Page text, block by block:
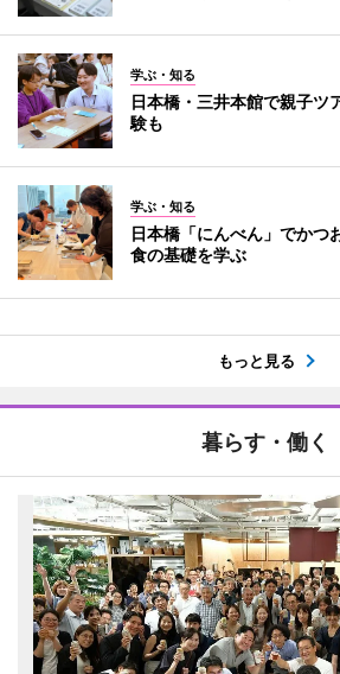
学ぶ・知る
日本橋・三井本館で親子
験も
学ぶ・知る
日本橋「にんべん」でか
食の基礎を学ぶ
もっと見る
暮らす・働く